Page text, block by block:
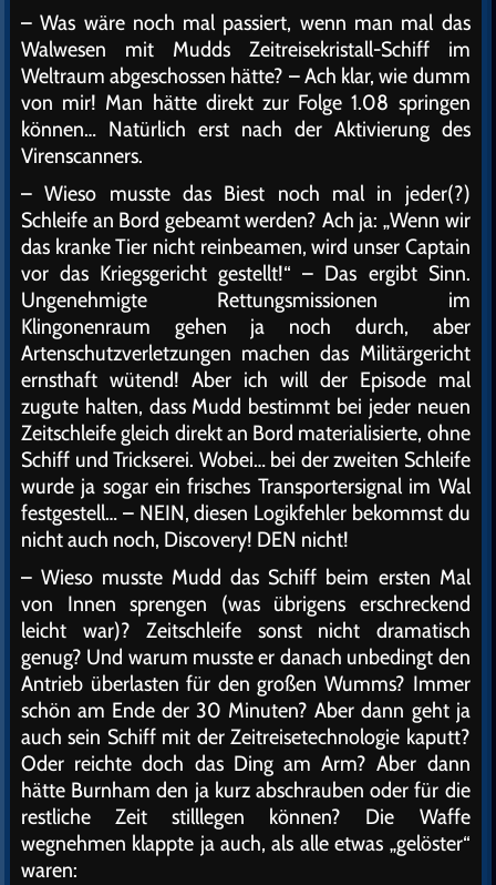
– Was wäre noch mal passiert, wenn man mal das
Walwesen mit Mudds Zeitreisekristall-Schiff im
Weltraum abgeschossen hätte? – Ach klar, wie dumm
von mir! Man hätte direkt zur Folge 1.08 springen
können… Natürlich erst nach der Aktivierung des
Virenscanners.
– Wieso musste das Biest noch mal in jeder(?)
Schleife an Bord gebeamt werden? Ach ja: „Wenn wir
das kranke Tier nicht reinbeamen, wird unser Captain
vor das Kriegsgericht gestellt!“ – Das ergibt Sinn.
Ungenehmigte Rettungsmissionen im
Klingonenraum gehen ja noch durch, aber
Artenschutzverletzungen machen das Militärgericht
ernsthaft wütend! Aber ich will der Episode mal
zugute halten, dass Mudd bestimmt bei jeder neuen
Zeitschleife gleich direkt an Bord materialisierte, ohne
Schiff und Trickserei. Wobei… bei der zweiten Schleife
wurde ja sogar ein frisches Transportersignal im Wal
festgestell… – NEIN, diesen Logikfehler bekommst du
nicht auch noch, Discovery! DEN nicht!
– Wieso musste Mudd das Schiff beim ersten Mal
von Innen sprengen (was übrigens erschreckend
leicht war)? Zeitschleife sonst nicht dramatisch
genug? Und warum musste er danach unbedingt den
Antrieb überlasten für den großen Wumms? Immer
schön am Ende der 30 Minuten? Aber dann geht ja
auch sein Schiff mit der Zeitreisetechnologie kaputt?
Oder reichte doch das Ding am Arm? Aber dann
hätte Burnham den ja kurz abschrauben oder für die
restliche Zeit stilllegen können? Die Waffe
wegnehmen klappte ja auch, als alle etwas „gelöster“
waren: